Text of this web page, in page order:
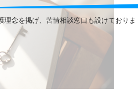
理念を掲げ、苦情相談窓口も設けておりま